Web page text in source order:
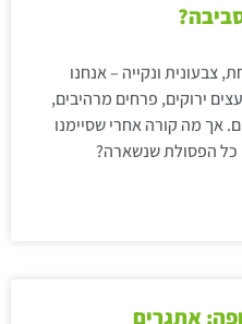
צבעונית ונקייה – אנחנו
ירוקים, פרחים מרהיבים,
אך מה קורה אחרי שסיימנו
כל הפסולת שנשארה?
אתגרים